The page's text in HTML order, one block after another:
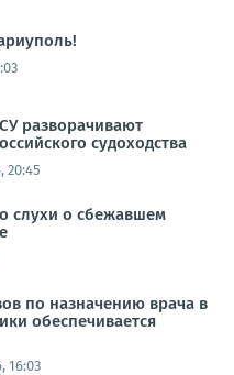
разворачивают
судоходства
20:45
слухи о сбежавшем
по назначению врача в
обеспечивается
16:03